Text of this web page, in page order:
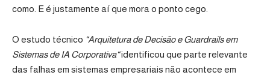
como. E é justamente aí que mora o ponto cego.
O estudo técnico “Arquitetura de Decisão e Guardrails em
Sistemas de IA Corporativa“identificou que parte relevante
das falhas em sistemas empresariais não acontece em